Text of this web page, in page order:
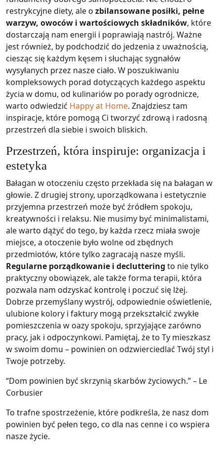
restrykcyjne diety, ale o zbilansowane posiłki, pełne
warzyw, owoców i wartościowych składników, które
dostarczają nam energii i poprawiają nastrój. Ważne
jest również, by podchodzić do jedzenia z uważnością,
ciesząc się każdym kęsem i słuchając sygnałów
wysyłanych przez nasze ciało. W poszukiwaniu
kompleksowych porad dotyczących każdego aspektu
życia w domu, od kulinariów po porady ogrodnicze,
warto odwiedzić Happy at Home. Znajdziesz tam
inspiracje, które pomogą Ci tworzyć zdrową i radosną
przestrzeń dla siebie i swoich bliskich.
Przestrzeń, która inspiruje: organizacja i
estetyka
Bałagan w otoczeniu często przekłada się na bałagan w
głowie. Z drugiej strony, uporządkowana i estetycznie
przyjemna przestrzeń może być źródłem spokoju,
kreatywności i relaksu. Nie musimy być minimalistami,
ale warto dążyć do tego, by każda rzecz miała swoje
miejsce, a otoczenie było wolne od zbędnych
przedmiotów, które tylko zagracają nasze myśli.
Regularne porządkowanie i decluttering to nie tylko
praktyczny obowiązek, ale także forma terapii, która
pozwala nam odzyskać kontrolę i poczuć się lżej.
Dobrze przemyślany wystrój, odpowiednie oświetlenie,
ulubione kolory i faktury mogą przekształcić zwykłe
pomieszczenia w oazy spokoju, sprzyjające zarówno
pracy, jak i odpoczynkowi. Pamiętaj, że to Ty mieszkasz
w swoim domu – powinien on odzwierciedlać Twój styl i
Twoje potrzeby.
“Dom powinien być skrzynią skarbów życiowych.” – Le
Corbusier
To trafne spostrzeżenie, które podkreśla, że nasz dom
powinien być pełen tego, co dla nas cenne i co wspiera
nasze życie.